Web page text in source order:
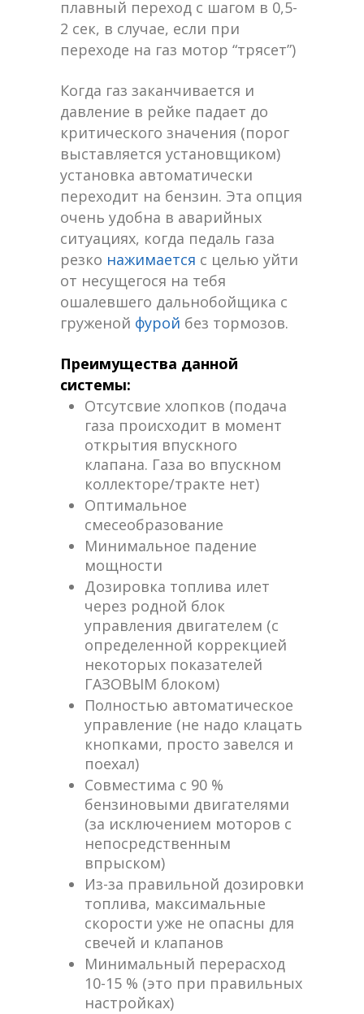
плавный переход с шагом в 0,5-
2 сек, в случае, если при
переходе на газ мотор “трясет”)
Когда газ заканчивается и
давление в рейке падает до
критического значения (порог
выставляется установщиком)
установка автоматически
переходит на бензин. Эта опция
очень удобна в аварийных
ситуациях, когда педаль газа
резко нажимается с целью уйти
от несущегося на тебя
ошалевшего дальнобойщика с
груженой фурой без тормозов.
Преимущества данной
системы:
Отсутсвие хлопков (подача
газа происходит в момент
открытия впускного
клапана. Газа во впускном
коллекторе/тракте нет)
Оптимальное
смесеобразование
Минимальное падение
мощности
Дозировка топлива илет
через родной блок
управления двигателем (с
определенной коррекцией
некоторых показателей
ГАЗОВЫМ блоком)
Полностью автоматическое
управление (не надо клацать
кнопками, просто завелся и
поехал)
Совместима с 90 %
бензиновыми двигателями
(за исключением моторов с
непосредственным
впрыском)
Из-за правильной дозировки
топлива, максимальные
скорости уже не опасны для
свечей и клапанов
Минимальный перерасход
10-15 % (это при правильных
настройках)